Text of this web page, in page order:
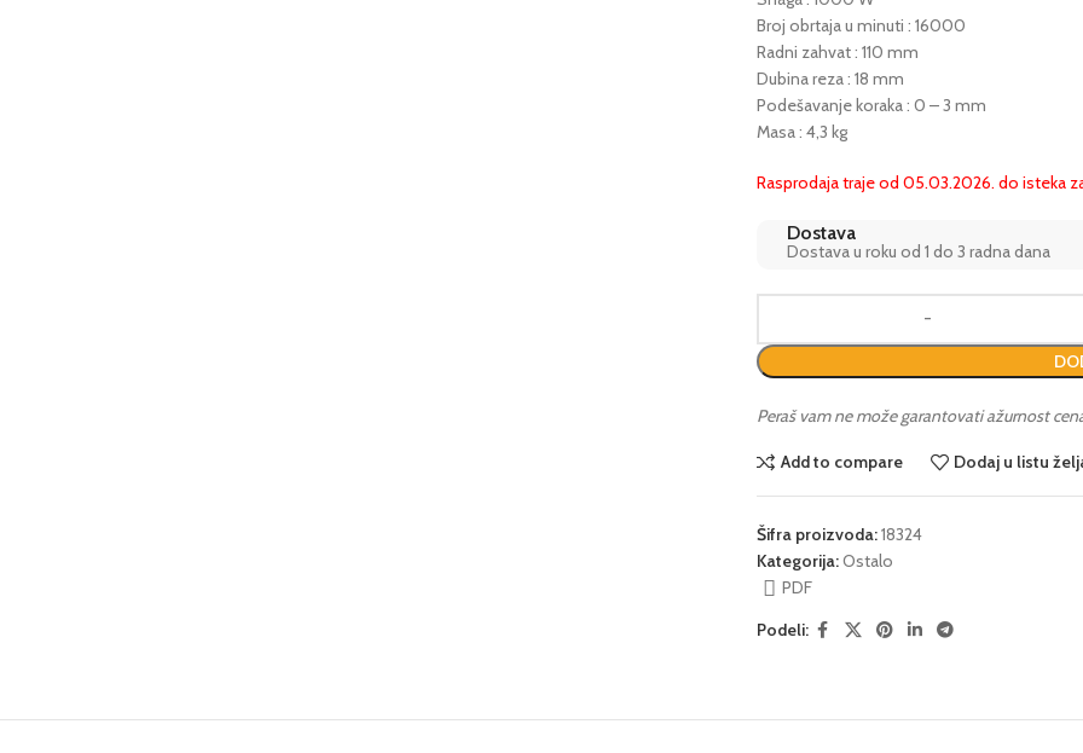
Broj obrtaja u minuti : 16000
Radni zahvat : 110 mm
Dubina reza : 18 mm
Podešavanje koraka : 0 – 3 mm
Masa : 4,3 kg
Rasprodaja traje od 05.03.2026. do isteka
Dostava
Dostava u roku od 1 do 3 radna dana
Peraš vam ne može garantovati ažurnost
Add to compare Dodaj u listu
Šifra proizvoda:18324
Kategorija:Ostalo
PDF
Podeli: